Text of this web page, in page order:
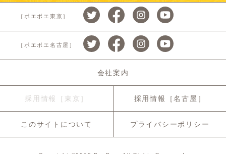
［ポエポエ東京］
［ポエポエ名古屋］
会社案内
採用情報［東京］ 採用情報［名古屋］
このサイトについて プライバシーポリシー